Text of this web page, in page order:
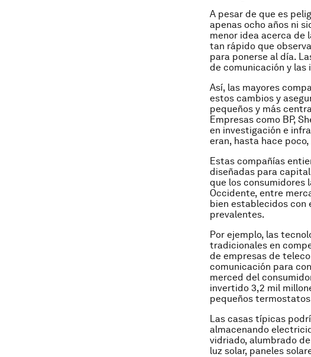
A pesar de que es
apenas ocho años ni
menor idea acerca de
tan rápido que
para ponerse al día.
de comunicación y las
Así, las mayores
estos cambios y
pequeños y más
Empresas como BP,
en investigación e
eran, hasta hace
Estas compañías
diseñadas para
que los consumidores
Occidente, entre
bien establecidos con
prevalentes.
Por ejemplo, las
tradicionales en
de empresas de
comunicación para
merced del
invertido 3,2 mil
pequeños
Las casas típicas
almacenando
vidriado, alumbrado
luz solar, paneles